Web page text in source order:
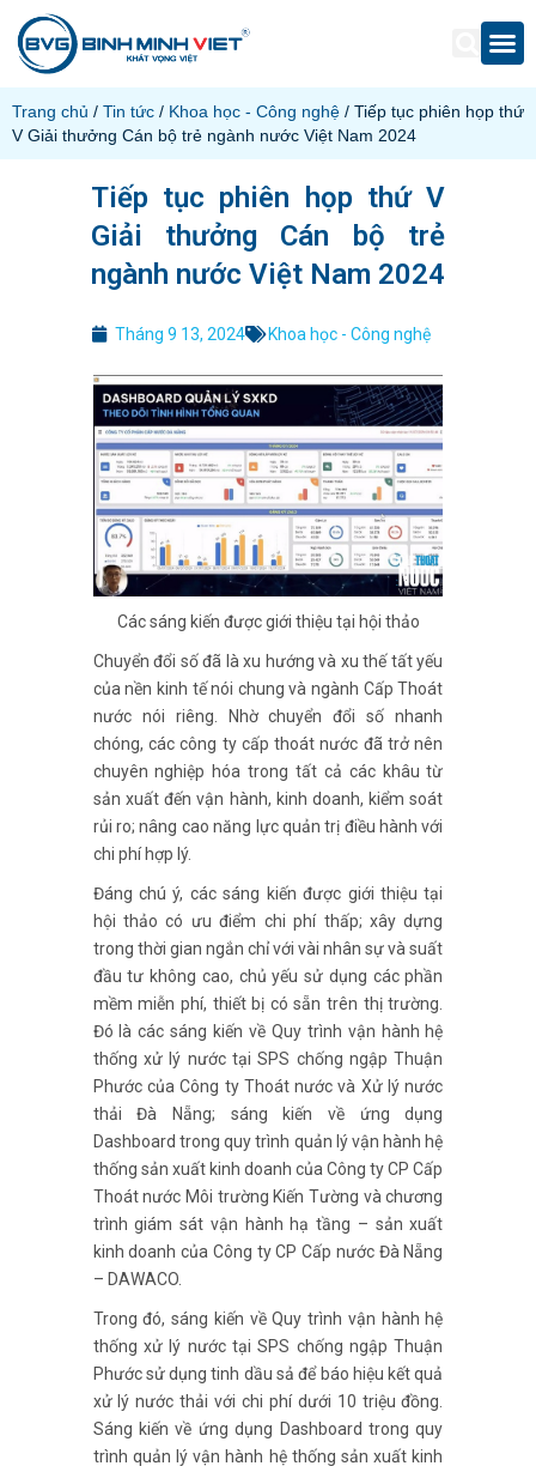
Trang chủ / Tin tức / Khoa học - Công nghệ / Tiếp tục phiên họp thứ
V Giải thưởng Cán bộ trẻ ngành nước Việt Nam 2024
Tiếp tục phiên họp thứ V
Giải thưởng Cán bộ trẻ
ngành nước Việt Nam 2024
Tháng 9 13, 2024 Khoa học - Công nghệ
Các sáng kiến được giới thiệu tại hội thảo
Chuyển đổi số đã là xu hướng và xu thế tất yếu
của nền kinh tế nói chung và ngành Cấp Thoát
nước nói riêng. Nhờ chuyển đổi số nhanh
chóng, các công ty cấp thoát nước đã trở nên
chuyên nghiệp hóa trong tất cả các khâu từ
sản xuất đến vận hành, kinh doanh, kiểm soát
rủi ro; nâng cao năng lực quản trị điều hành với
chi phí hợp lý.
Đáng chú ý, các sáng kiến được giới thiệu tại
hội thảo có ưu điểm chi phí thấp; xây dựng
trong thời gian ngắn chỉ với vài nhân sự và suất
đầu tư không cao, chủ yếu sử dụng các phần
mềm miễn phí, thiết bị có sẵn trên thị trường.
Đó là các sáng kiến về Quy trình vận hành hệ
thống xử lý nước tại SPS chống ngập Thuận
Phước của Công ty Thoát nước và Xử lý nước
thải Đà Nẵng; sáng kiến về ứng dụng
Dashboard trong quy trình quản lý vận hành hệ
thống sản xuất kinh doanh của Công ty CP Cấp
Thoát nước Môi trường Kiến Tường và chương
trình giám sát vận hành hạ tầng – sản xuất
kinh doanh của Công ty CP Cấp nước Đà Nẵng
– DAWACO.
Trong đó, sáng kiến về Quy trình vận hành hệ
thống xử lý nước tại SPS chống ngập Thuận
Phước sử dụng tinh dầu sả để báo hiệu kết quả
xử lý nước thải với chi phí dưới 10 triệu đồng.
Sáng kiến về ứng dụng Dashboard trong quy
trình quản lý vận hành hệ thống sản xuất kinh